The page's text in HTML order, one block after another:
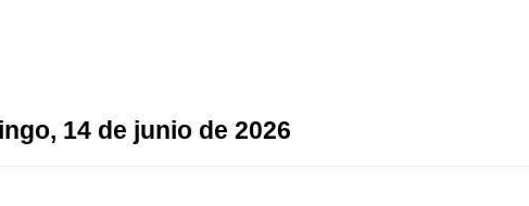
14 de junio de 2026